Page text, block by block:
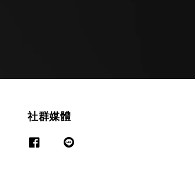
社群媒體